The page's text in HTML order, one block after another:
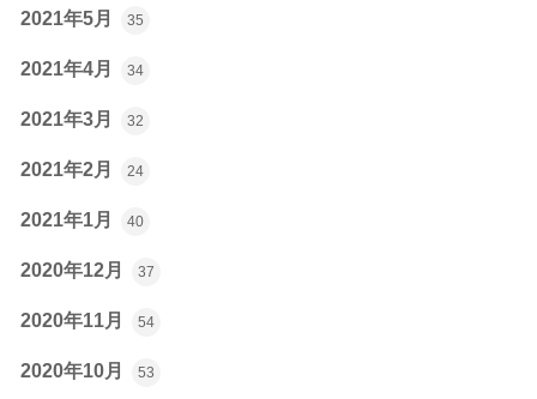
2021年5月 35
2021年4月 34
2021年3月 32
2021年2月 24
2021年1月 40
2020年12月 37
2020年11月 54
2020年10月 53